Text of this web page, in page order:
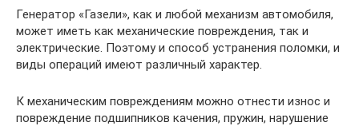
Генератор «Газели», как и любой механизм автомобиля,
может иметь как механические повреждения, так и
электрические. Поэтому и способ устранения поломки, и
виды операций имеют различный характер.
К механическим повреждениям можно отнести износ и
повреждение подшипников качения, пружин, нарушение